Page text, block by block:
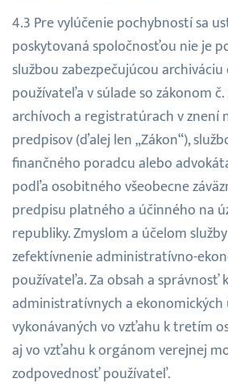
Pre vylúčenie pochybností sa
poskytovaná spoločnosťou nie je
službou zabezpečujúcou
používateľa v súlade so zákonom č.
archívoch a registratúrach v znení
predpisov (ďalej len „Zákon“),
finančného poradcu alebo
podľa osobitného všeobecne
predpisu platného a účinného na
republiky. Zmyslom a účelom
zefektívnenie administratívno-
používateľa. Za obsah a správnosť
administratívnych a ekonomických
vykonávaných vo vzťahu k tretím
aj vo vzťahu k orgánom verejnej
zodpovednosť používateľ.